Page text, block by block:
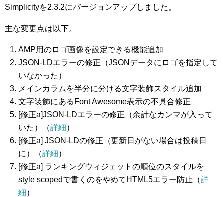
Simplicityを2.3.2にバージョンアップしました。
主な変更点は以下。
AMP用のロゴ画像を設定できる機能追加
JSON-LDエラーの修正（JSONデータにロゴを指定して
いなかった）
メインカラムを半分に分ける文字装飾スタイル追加
文字装飾にあるFont Awesome表示の不具合修正
[修正a]JSON-LDエラーの修正（余計なカンマが入って
いた）（詳細）
[修正a] JSON-LDの修正（更新日がない場合は投稿日
に）（詳細）
[修正a] ランキングウィジェットの順位のスタイルを
style scopedで書くのをやめてHTML5エラー防止（詳
細）